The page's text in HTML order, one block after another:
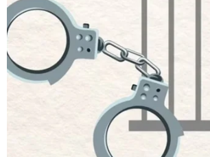
Nhận định Việt Nam vs Indonesia:
Chờ kỳ tích ngay tại 'chảo lửa'
Pakansari
HLV Kim Sang Sik: 'Tuyển Việt Nam